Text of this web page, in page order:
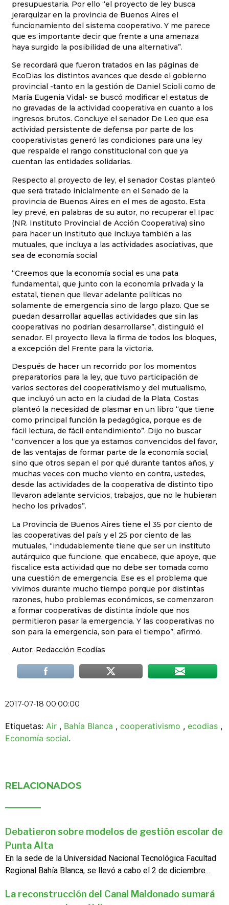
presupuestaria. Por ello “el proyecto de ley busca
jerarquizar en la provincia de Buenos Aires el
funcionamiento del sistema cooperativo. Y me parece
que es importante decir que frente a una amenaza
haya surgido la posibilidad de una alternativa”.
Se recordará que fueron tratados en las páginas de
EcoDias los distintos avances que desde el gobierno
provincial -tanto en la gestión de Daniel Scioli como de
María Eugenia Vidal- se buscó modificar el estatus de
no gravadas de la actividad cooperativa en cuanto a los
ingresos brutos. Concluye el senador De Leo que esa
actividad persistente de defensa por parte de los
cooperativistas generó las condiciones para una ley
que respalde el rango constitucional con que ya
cuentan las entidades solidarias.
Respecto al proyecto de ley, el senador Costas planteó
que será tratado inicialmente en el Senado de la
provincia de Buenos Aires en el mes de agosto. Esta
ley prevé, en palabras de su autor, no recuperar el Ipac
(NR. Instituto Provincial de Acción Cooperativa) sino
para hacer un instituto que incluya también a las
mutuales, que incluya a las actividades asociativas, que
sea de economía social
“Creemos que la economía social es una pata
fundamental, que junto con la economía privada y la
estatal, tienen que llevar adelante políticas no
solamente de emergencia sino de largo plazo. Que se
puedan desarrollar aquellas actividades que sin las
cooperativas no podrían desarrollarse”, distinguió el
senador. El proyecto lleva la firma de todos los bloques,
a excepción del Frente para la victoria.
Después de hacer un recorrido por los momentos
preparatorios para la ley, que tuvo participación de
varios sectores del cooperativismo y del mutualismo,
que incluyó un acto en la ciudad de la Plata, Costas
planteó la necesidad de plasmar en un libro “que tiene
como principal función la pedagógica, porque es de
fácil lectura, de fácil entendimiento”. Dijo no buscar
“convencer a los que ya estamos convencidos del favor,
de las ventajas de formar parte de la economía social,
sino que otros sepan el por qué durante tantos años, y
muchas veces con mucho viento en contra, ustedes,
desde las actividades de la cooperativa de distinto tipo
llevaron adelante servicios, trabajos, que no le hubieran
hecho los privados”.
La Provincia de Buenos Aires tiene el 35 por ciento de
las cooperativas del país y el 25 por ciento de las
mutuales, “indudablemente tiene que ser un instituto
autárquico que funcione, que encabece, que apoye, que
fiscalice esta actividad que no debe ser tomada como
una cuestión de emergencia. Ese es el problema que
vivimos durante mucho tiempo porque por distintas
razones, hubo problemas económicos, se comenzaron
a formar cooperativas de distinta índole que nos
permitieron pasar la emergencia. Y las cooperativas no
son para la emergencia, son para el tiempo”, afirmó.
Autor: Redacción Ecodías
2017-07-18 00:00:00
Etiquetas: Air , Bahía Blanca , cooperativismo , ecodias ,
Economía social.
RELACIONADOS
Debatieron sobre modelos de gestión escolar de
Punta Alta
En la sede de la Universidad Nacional Tecnológica Facultad
Regional Bahía Blanca, se llevó a cabo el 2 de diciembre...
La reconstrucción del Canal Maldonado sumará